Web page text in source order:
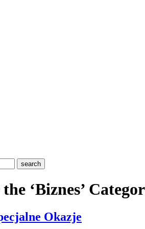
‘Biznes’
Okazje